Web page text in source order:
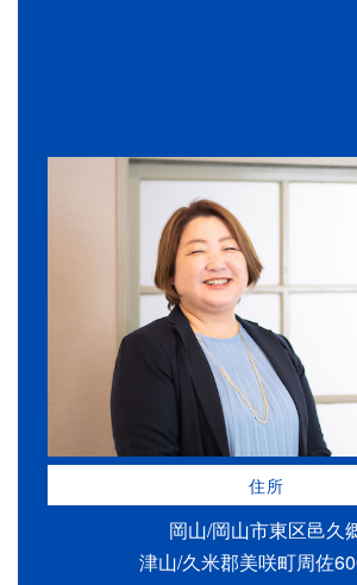
住所
岡山/岡山市東区邑久
津山/久米郡美咲町周佐